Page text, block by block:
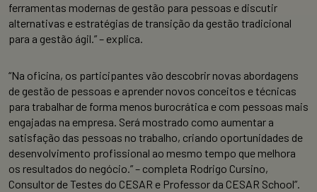
ferramentas modernas de gestão para pessoas e discutir
alternativas e estratégias de transição da gestão tradicional
para a gestão ágil.” – explica.
“Na oficina, os participantes vão descobrir novas abordagens
de gestão de pessoas e aprender novos conceitos e técnicas
para trabalhar de forma menos burocrática e com pessoas mais
engajadas na empresa. Será mostrado como aumentar a
satisfação das pessoas no trabalho, criando oportunidades de
desenvolvimento profissional ao mesmo tempo que melhora
os resultados do negócio.” – completa Rodrigo Cursino,
Consultor de Testes do CESAR e Professor da CESAR School”.